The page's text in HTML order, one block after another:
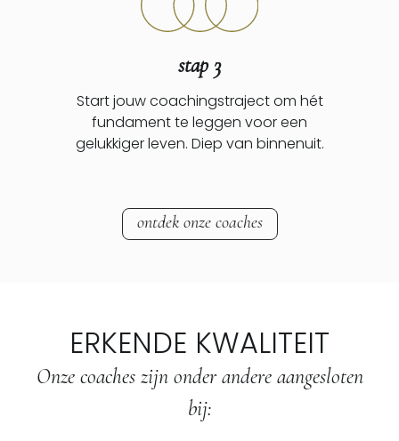
stap 3
Start jouw coachingstraject om hét
fundament te leggen voor een
gelukkiger leven. Diep van binnenuit.
ontdek onze coaches
ERKENDE KWALITEIT
Onze coaches zijn onder andere aangesloten
bij: